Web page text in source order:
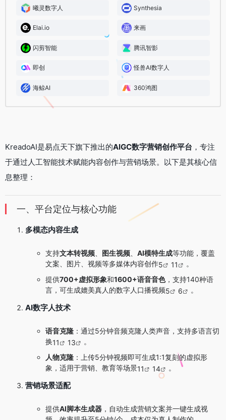
曦灵数字人 Synthesia
Elai.io 来画
闪剪智能 腾讯智影
即创 怪兽AI数字人
海鲸AI 360鸿图
KreadoAI是易点天下旗下推出的AIGC数字营销创作平台 ，专注
于通过人工智能技术赋能内容创作与营销场景。以下是其核心信
息整理：
一、平台定位与核心功能
多模态内容生成
支持文本转视频 图生视频 AI模特生成等功能，覆盖
文案、图片、视频等多媒体内容创作5 11
。
提供700+虚拟形象和1600+语音音色，支持140种语
言，可生成媲美真人的数字人口播视频5 6 。
AI数字人技术
语音克隆 ：通过5分钟音频克隆人类声音，支持多语言切
换11 13
。
人物克隆 ：上传5分钟视频即可生成1:1复刻的虚拟形
象，适用于营销、教育等场景11 14 。
营销场景适配
提供AI脚本生成器 ，自动生成营销文案并一键生成视